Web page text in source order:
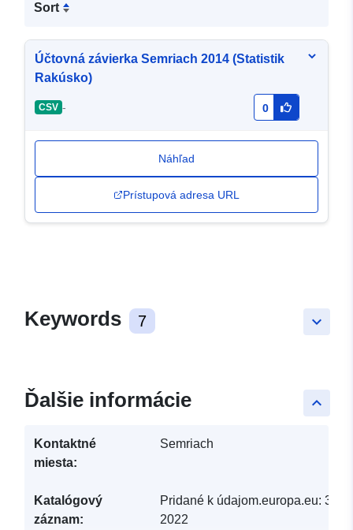
Sort
Účtovná závierka Semriach 2014 (Statistik
Rakúsko)
CSV - 0
Náhľad
Prístupová adresa URL
keyboard_arrow_down
Keywords 7
keyboard_arrow_up
Ďalšie informácie
Kontaktné
miesta:
Semriach
Katalógový
záznam:
Pridané k údajom.europa.eu: 30
2022